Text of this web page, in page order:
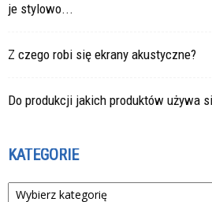
je stylowo...
Z czego robi się ekrany akustyczne?
Do produkcji jakich produktów używa
KATEGORIE
Kategorie